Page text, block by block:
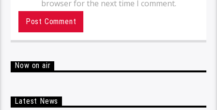
browser for the next time I comment.
Now on air
Latest News